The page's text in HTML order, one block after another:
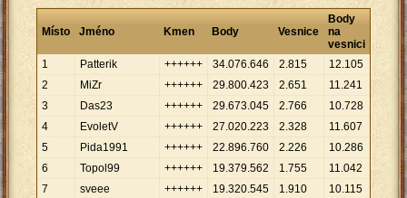
Místo Jméno Kmen Body Vesnice
Body
na
vesnici
1
Patterik ++++++ 34.076.646 2.815 12.105
2
MiZr ++++++ 29.800.423 2.651 11.241
3
Das23 ++++++ 29.673.045 2.766 10.728
4
EvoletV ++++++ 27.020.223 2.328 11.607
5
Pida1991 ++++++ 22.896.760 2.226 10.286
6
Topol99 ++++++ 19.379.562 1.755 11.042
7
sveee ++++++ 19.320.545 1.910 10.115